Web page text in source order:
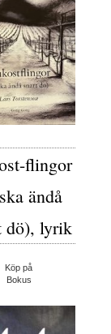
flingor
ändå
dö), lyrik
Köp på
Bokus